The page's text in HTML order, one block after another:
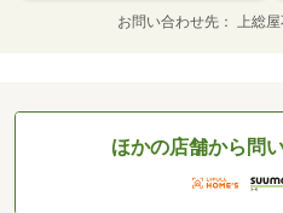
お問い合わせ先 上総
ほかの店舗から問